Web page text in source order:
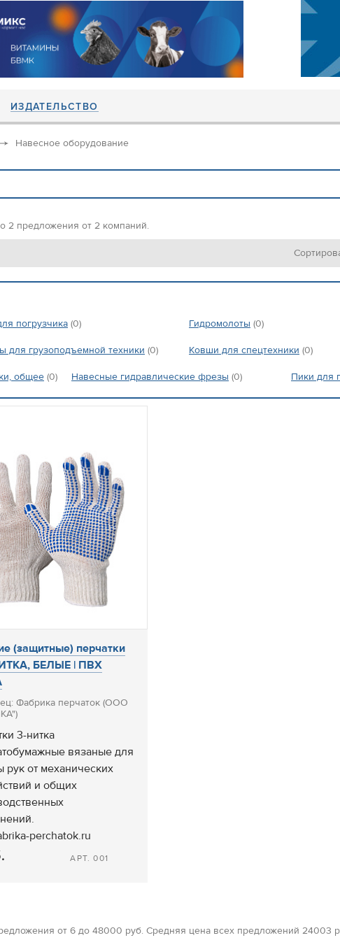
ИЗДАТЕЛЬСТВО
Навесное оборудование
2 предложения от 2 компаний.
погрузчика (0) Гидромолоты (0)
для грузоподъемной техники (0) Ковши для спецтехники (0)
общее (0) Навесные гидравлические фрезы (0) Пики для
(защитные) перчатки
БЕЛЫЕ | ПВХ
Фабрика перчаток (ООО
3-нитка
вязаные для
рук от механических
и общих
perchatok.ru
АРТ. 001
от 6 до 48000 руб. Средняя цена всех предложений 24003